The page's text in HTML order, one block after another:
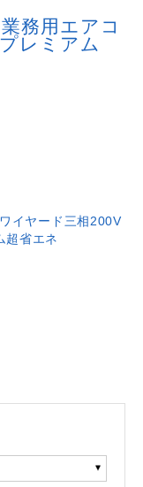
務用エアコ
レミアム
ワイヤード 三相200V
超省エネ